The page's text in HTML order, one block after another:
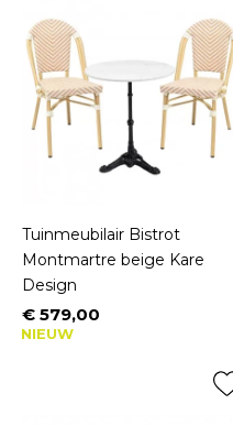
Tuinmeubilair Bistrot
Montmartre beige Kare
Design
Prijs
€ 579,00
NIEUW